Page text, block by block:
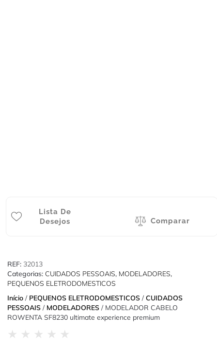
Lista De
Desejos
Comparar
REF: 32013
Categorias: CUIDADOS PESSOAIS, MODELADORES,
PEQUENOS ELETRODOMESTICOS
Início / PEQUENOS ELETRODOMESTICOS / CUIDADOS
PESSOAIS / MODELADORES / MODELADOR CABELO
ROWENTA SF8230 ultimate experience premium
★ ★ ★ ★ ★